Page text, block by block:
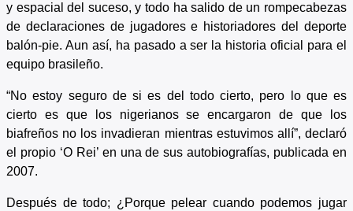
y espacial del suceso, y todo ha salido de un rompecabezas
de declaraciones de jugadores e historiadores del deporte
balón-pie. Aun así, ha pasado a ser la historia oficial para el
equipo brasileño.
“No estoy seguro de si es del todo cierto, pero lo que es
cierto es que los nigerianos se encargaron de que los
biafreños no los invadieran mientras estuvimos allí”, declaró
el propio ‘O Rei’ en una de sus autobiografías, publicada en
2007.
Después de todo; ¿Porque pelear cuando podemos jugar